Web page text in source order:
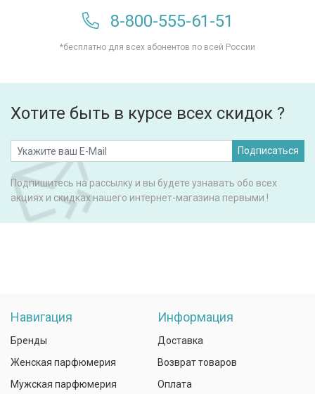
8-800-555-61-51
*бесплатно для всех абонентов по всей России
Хотите быть в курсе всех скидок ?
Подписаться
Подпишитесь на рассылку и вы будете узнавать обо всех
акциях и скидках нашего интернет-магазина первыми !
Навигация
Бренды
Женская парфюмерия
Мужская парфюмерия
Информация
Доставка
Возврат товаров
Оплата